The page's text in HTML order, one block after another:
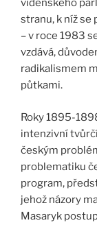
vídeňského
stranu, k níž se
– v roce 1983
vzdává,
radikalismem
půtkami.
Roky 1895-
intenzivní
českým
problematiku
program,
jehož názory
Masaryk